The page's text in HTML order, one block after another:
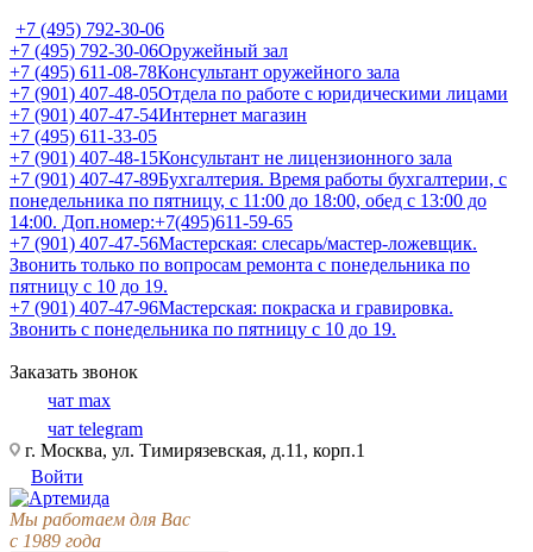
+7 (495) 792-30-06
+7 (495) 792-30-06Оружейный зал
+7 (495) 611-08-78Консультант оружейного зала
+7 (901) 407-48-05Отдела по работе с юридическими лицами
+7 (901) 407-47-54Интернет магазин
+7 (495) 611-33-05
+7 (901) 407-48-15Консультант не лицензионного зала
+7 (901) 407-47-89Бухгалтерия. Время работы бухгалтерии, с
понедельника по пятницу, с 11:00 до 18:00, обед с 13:00 до
14:00. Доп.номер:+7(495)611-59-65
+7 (901) 407-47-56Мастерская: слесарь/мастер-ложевщик.
Звонить только по вопросам ремонта с понедельника по
пятницу с 10 до 19.
+7 (901) 407-47-96Мастерская: покраска и гравировка.
Звонить с понедельника по пятницу с 10 до 19.
Заказать звонок
чат max
чат telegram
г. Москва, ул. Тимирязевская, д.11, корп.1
Войти
Мы работаем для Вас
с 1989 года